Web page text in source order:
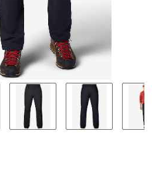
WITH NEW RESULTS.